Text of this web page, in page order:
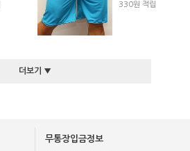
330원 적립
더보기 ▼
무통장입금정보